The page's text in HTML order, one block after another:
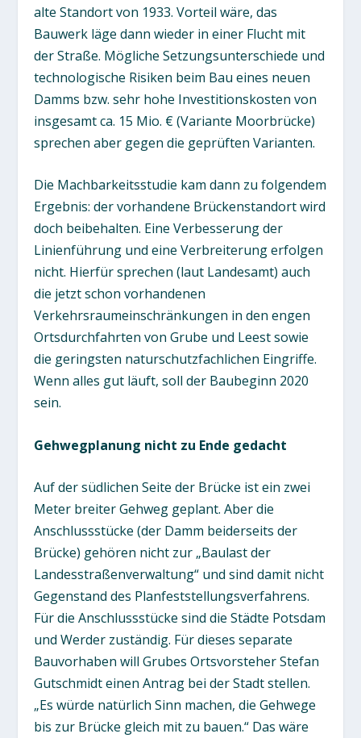
alte Standort von 1933. Vorteil wäre, das
Bauwerk läge dann wieder in einer Flucht mit
der Straße. Mögliche Setzungsunterschiede und
technologische Risiken beim Bau eines neuen
Damms bzw. sehr hohe Investitionskosten von
insgesamt ca. 15 Mio. € (Variante Moorbrücke)
sprechen aber gegen die geprüften Varianten.
Die Machbarkeitsstudie kam dann zu folgendem
Ergebnis: der vorhandene Brückenstandort wird
doch beibehalten. Eine Verbesserung der
Linienführung und eine Verbreiterung erfolgen
nicht. Hierfür sprechen (laut Landesamt) auch
die jetzt schon vorhandenen
Verkehrsraumeinschränkungen in den engen
Ortsdurchfahrten von Grube und Leest sowie
die geringsten naturschutzfachlichen Eingriffe.
Wenn alles gut läuft, soll der Baubeginn 2020
sein.
Gehwegplanung nicht zu Ende gedacht
Auf der südlichen Seite der Brücke ist ein zwei
Meter breiter Gehweg geplant. Aber die
Anschlussstücke (der Damm beiderseits der
Brücke) gehören nicht zur „Baulast der
Landesstraßenverwaltung“ und sind damit nicht
Gegenstand des Planfeststellungsverfahrens.
Für die Anschlussstücke sind die Städte Potsdam
und Werder zuständig. Für dieses separate
Bauvorhaben will Grubes Ortsvorsteher Stefan
Gutschmidt einen Antrag bei der Stadt stellen.
„Es würde natürlich Sinn machen, die Gehwege
bis zur Brücke gleich mit zu bauen.“ Das wäre